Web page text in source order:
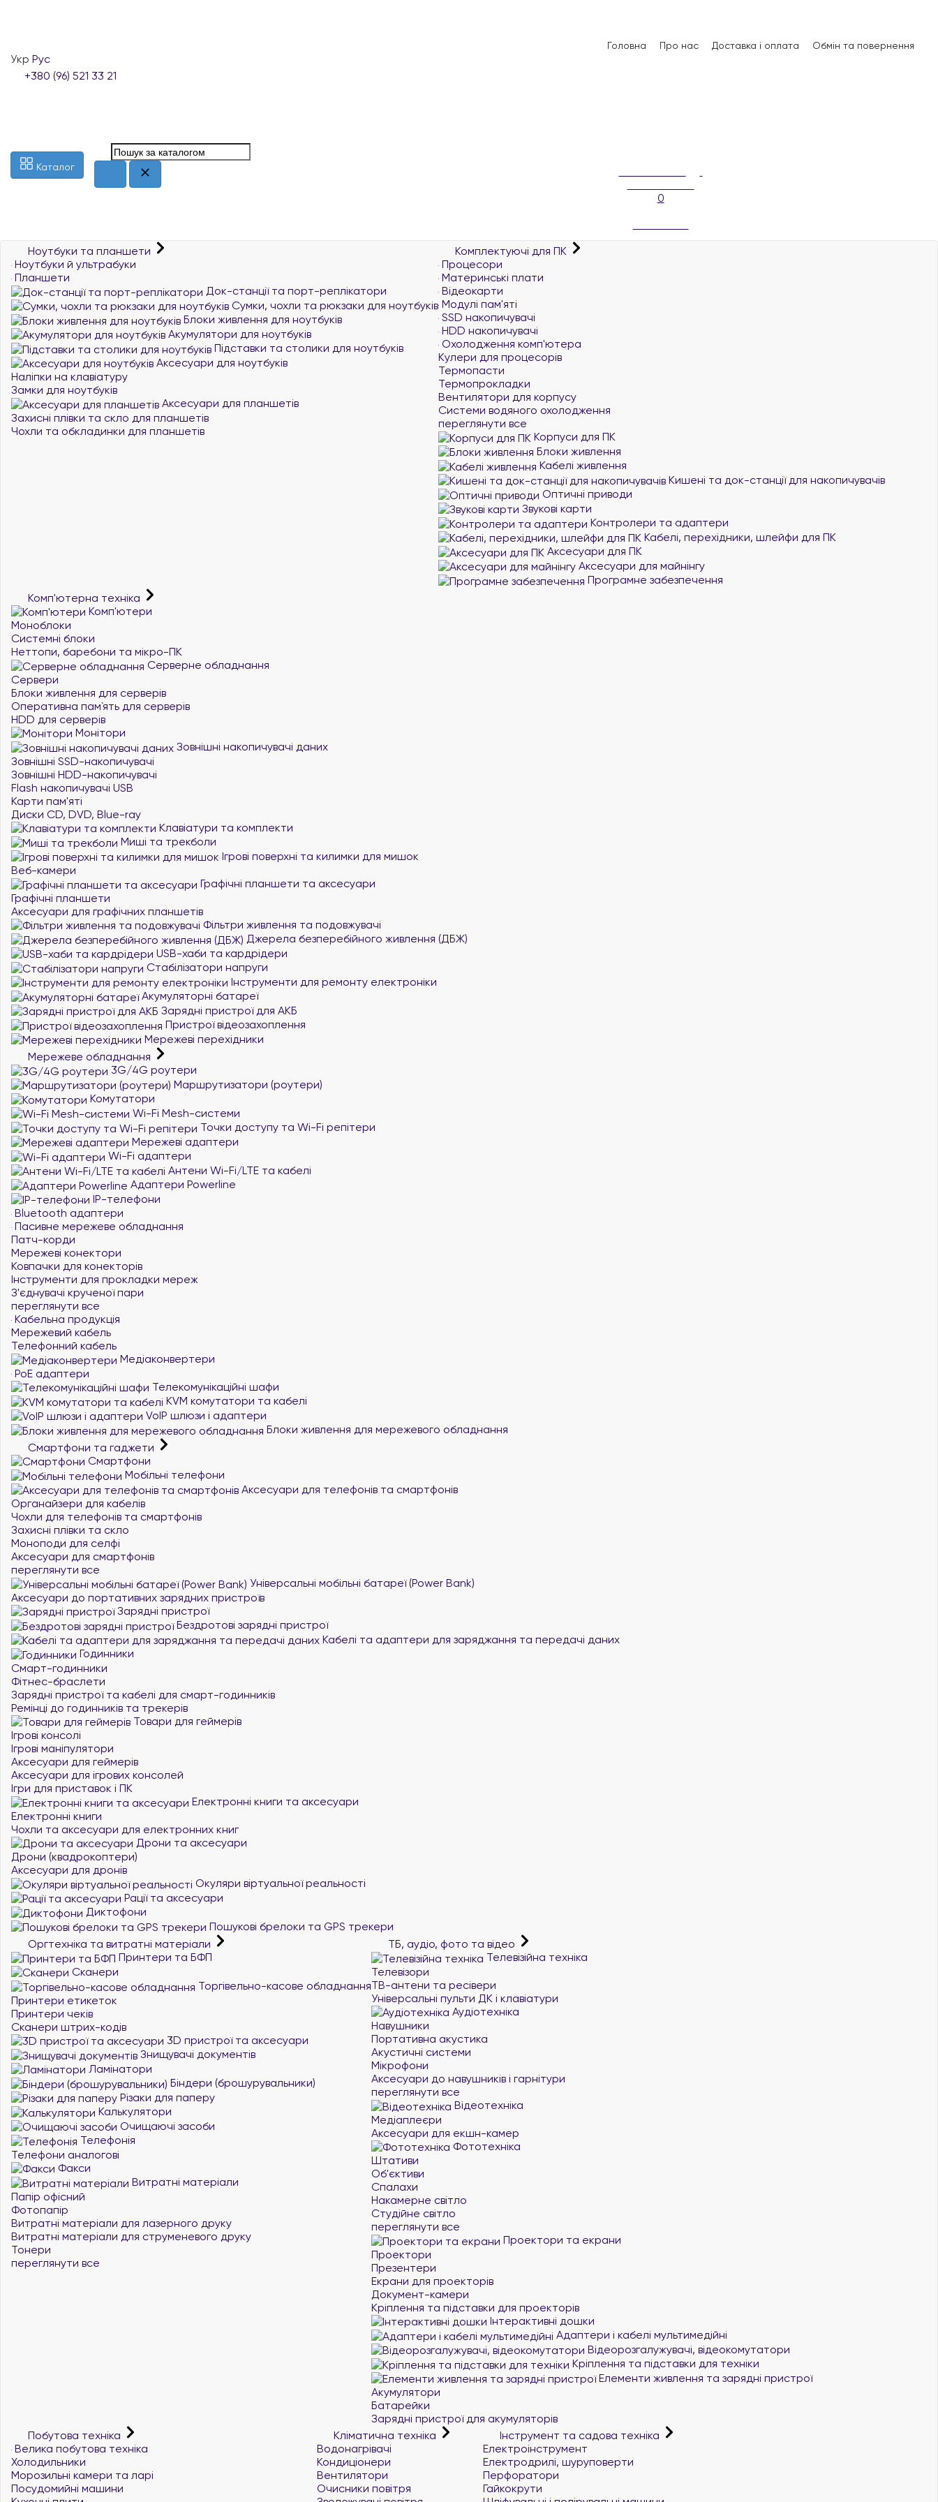
Головна Про нас Доставка і оплата Обмін та повернення
Укр Рус
+380 (96) 521 33 21
Каталог
0
Ноутбуки та планшети
Ноутбуки й ультрабуки
Планшети
Док-станції та порт-реплікатори
Сумки, чохли та рюкзаки для ноутбуків
Блоки живлення для ноутбуків
Акумулятори для ноутбуків
Підставки та столики для ноутбуків
Аксесуари для ноутбуків
Наліпки на клавіатуру
Замки для ноутбуків
Аксесуари для планшетів
Захисні плівки та скло для планшетів
Чохли та обкладинки для планшетів
Комплектуючі для ПК
Процесори
Материнські плати
Відеокарти
Модулі пам'яті
SSD накопичувачі
HDD накопичувачі
Охолодження комп'ютера
Кулери для процесорів
Термопасти
Термопрокладки
Вентилятори для корпусу
Системи водяного охолодження
переглянути все
Корпуси для ПК
Блоки живлення
Кабелі живлення
Кишені та док-станції для накопичувачів
Оптичні приводи
Звукові карти
Контролери та адаптери
Кабелі, перехідники, шлейфи для ПК
Аксесуари для ПК
Аксесуари для майнінгу
Програмне забезпечення
Комп'ютерна техніка
Комп'ютери
Моноблоки
Системні блоки
Неттопи, баребони та мікро-ПК
Серверне обладнання
Сервери
Блоки живлення для серверів
Оперативна пам`ять для серверів
HDD для серверів
Монітори
Зовнішні накопичувачі даних
Зовнішні SSD-накопичувачі
Зовнішні HDD-накопичувачі
Flash накопичувачі USB
Карти пам'яті
Диски CD, DVD, Blue-ray
Клавіатури та комплекти
Миші та трекболи
Ігрові поверхні та килимки для мишок
Веб-камери
Графічні планшети та аксесуари
Графічні планшети
Аксесуари для графічних планшетів
Фільтри живлення та подовжувачі
Джерела безперебійного живлення (ДБЖ)
USB-хаби та кардрідери
Стабілізатори напруги
Інструменти для ремонту електроніки
Акумуляторні батареї
Зарядні пристрої для АКБ
Пристрої відеозахоплення
Мережеві перехідники
Мережеве обладнання
3G/4G роутери
Маршрутизатори (роутери)
Комутатори
Wi-Fi Mesh-системи
Точки доступу та Wi-Fi репітери
Мережеві адаптери
Wi-Fi адаптери
Антени Wi-Fi/LTE та кабелі
Адаптери Powerline
IP-телефони
Bluetooth адаптери
Пасивне мережеве обладнання
Патч-корди
Мережеві конектори
Ковпачки для конекторів
Інструменти для прокладки мереж
З'єднувачі крученої пари
переглянути все
Кабельна продукція
Мережевий кабель
Телефонний кабель
Медіаконвертери
PoE адаптери
Телекомунікаційні шафи
KVM комутатори та кабелі
VoIP шлюзи і адаптери
Блоки живлення для мережевого обладнання
Смартфони та гаджети
Смартфони
Мобільні телефони
Аксесуари для телефонів та смартфонів
Органайзери для кабелів
Чохли для телефонів та смартфонів
Захисні плівки та скло
Моноподи для селфі
Аксесуари для смартфонів
переглянути все
Універсальні мобільні батареї (Power Bank)
Аксесуари до портативних зарядних пристроїв
Зарядні пристрої
Бездротові зарядні пристрої
Кабелі та адаптери для заряджання та передачі даних
Годинники
Смарт-годинники
Фітнес-браслети
Зарядні пристрої та кабелі для смарт-годинників
Ремінці до годинників та трекерів
Товари для геймерів
Ігрові консолі
Ігрові маніпулятори
Аксесуари для геймерів
Аксесуари для ігрових консолей
Ігри для приставок і ПК
Електронні книги та аксесуари
Електронні книги
Чохли та аксесуари для електронних книг
Дрони та аксесуари
Дрони (квадрокоптери)
Аксесуари для дронів
Окуляри віртуальної реальності
Рації та аксесуари
Диктофони
Пошукові брелоки та GPS трекери
Оргтехніка та витратні матеріали
Принтери та БФП
Сканери
Торгівельно-касове обладнання
Принтери етикеток
Принтери чеків
Сканери штрих-кодів
3D пристрої та аксесуари
Знищувачі документів
Ламінатори
Біндери (брошурувальники)
Різаки для паперу
Калькулятори
Очищаючі засоби
Телефонія
Телефони аналогові
Факси
Витратні матеріали
Папір офісний
Фотопапір
Витратні матеріали для лазерного друку
Витратні матеріали для струменевого друку
Тонери
переглянути все
ТБ, аудіо, фото та відео
Телевізійна техніка
Телевізори
ТВ-антени та ресівери
Універсальні пульти ДК і клавіатури
Аудіотехніка
Навушники
Портативна акустика
Акустичні системи
Мікрофони
Аксесуари до навушників і гарнітури
переглянути все
Відеотехніка
Медіаплеєри
Аксесуари для екшн-камер
Фототехніка
Штативи
Об'єктиви
Спалахи
Накамерне світло
Студійне світло
переглянути все
Проектори та екрани
Проектори
Презентери
Екрани для проекторів
Документ-камери
Кріплення та підставки для проекторів
Інтерактивні дошки
Адаптери і кабелі мультимедійні
Відеорозгалужувачі, відеокомутатори
Кріплення та підставки для техніки
Елементи живлення та зарядні пристрої
Акумулятори
Батарейки
Зарядні пристрої для акумуляторів
Побутова техніка
Велика побутова техніка
Холодильники
Морозильні камери та ларі
Посудомийні машини
Кліматична техніка
Водонагрівачі
Кондиціонери
Вентилятори
Очисники повітря
Інструмент та садова техніка
Електроінструмент
Електродрилі, шуруповерти
Перфоратори
Гайкокрути